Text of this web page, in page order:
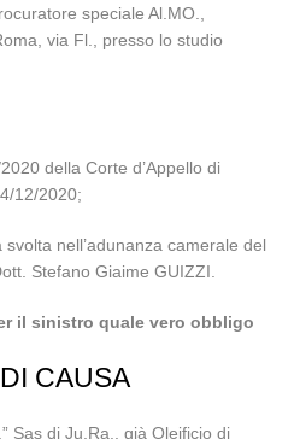
speciale Al.MO.,
via Fl., presso lo studio
della Corte d’Appello di
12/2020;
nell’adunanza camerale del
Stefano Giaime GUIZZI.
il sinistro quale vero obbligo
DI CAUSA
Sas di Ju.Ra., già Oleificio di